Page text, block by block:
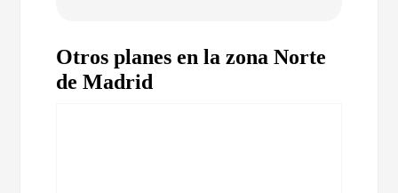
Otros planes en la zona Norte
de Madrid